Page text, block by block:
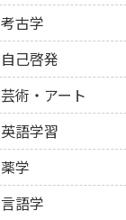
考古学
自己啓発
芸術・アート
英語学習
薬学
言語学